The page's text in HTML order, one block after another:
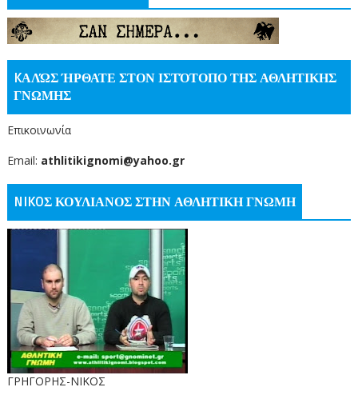
KΑΛΏΣ ΉΡΘΑΤΕ ΣΤΟΝ ΙΣΤΌΤΟΠΟ ΤΗΣ ΑΘΛΗΤΙΚΗΣ
ΓΝΩΜΗΣ
Επικοινωνία
Email: athlitikignomi@yahoo.gr
NIKOΣ ΚΟΥΛΙΑΝΟΣ ΣΤΗΝ ΑΘΛΗΤΙΚΗ ΓΝΩΜΗ
ΓΡΗΓΟΡΗΣ-ΝΙΚΟΣ